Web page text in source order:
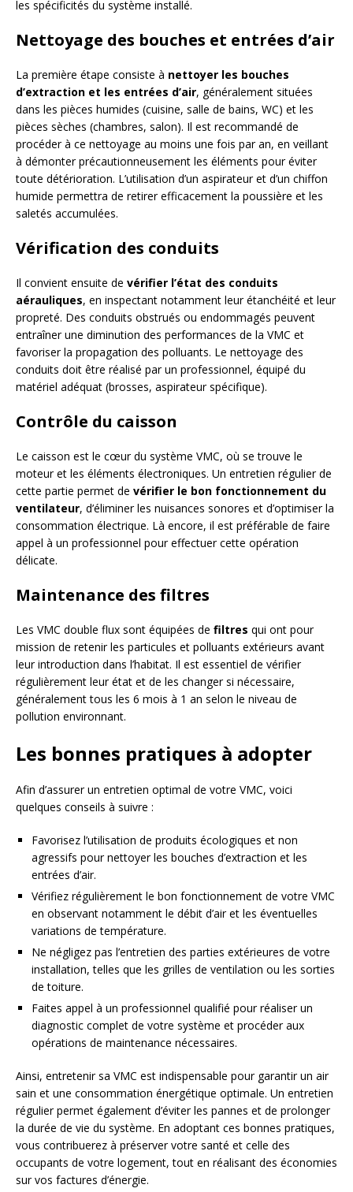
les spécificités du système installé.
Nettoyage des bouches et entrées d’air
La première étape consiste à nettoyer les bouches
d’extraction et les entrées d’air, généralement situées
dans les pièces humides (cuisine, salle de bains, WC) et les
pièces sèches (chambres, salon). Il est recommandé de
procéder à ce nettoyage au moins une fois par an, en veillant
à démonter précautionneusement les éléments pour éviter
toute détérioration. L’utilisation d’un aspirateur et d’un chiffon
humide permettra de retirer efficacement la poussière et les
saletés accumulées.
Vérification des conduits
Il convient ensuite de vérifier l’état des conduits
aérauliques, en inspectant notamment leur étanchéité et leur
propreté. Des conduits obstrués ou endommagés peuvent
entraîner une diminution des performances de la VMC et
favoriser la propagation des polluants. Le nettoyage des
conduits doit être réalisé par un professionnel, équipé du
matériel adéquat (brosses, aspirateur spécifique).
Contrôle du caisson
Le caisson est le cœur du système VMC, où se trouve le
moteur et les éléments électroniques. Un entretien régulier de
cette partie permet de vérifier le bon fonctionnement du
ventilateur, d’éliminer les nuisances sonores et d’optimiser la
consommation électrique. Là encore, il est préférable de faire
appel à un professionnel pour effectuer cette opération
délicate.
Maintenance des filtres
Les VMC double flux sont équipées de filtres qui ont pour
mission de retenir les particules et polluants extérieurs avant
leur introduction dans l’habitat. Il est essentiel de vérifier
régulièrement leur état et de les changer si nécessaire,
généralement tous les 6 mois à 1 an selon le niveau de
pollution environnant.
Les bonnes pratiques à adopter
Afin d’assurer un entretien optimal de votre VMC, voici
quelques conseils à suivre :
Favorisez l’utilisation de produits écologiques et non
agressifs pour nettoyer les bouches d’extraction et les
entrées d’air.
Vérifiez régulièrement le bon fonctionnement de votre VMC
en observant notamment le débit d’air et les éventuelles
variations de température.
Ne négligez pas l’entretien des parties extérieures de votre
installation, telles que les grilles de ventilation ou les sorties
de toiture.
Faites appel à un professionnel qualifié pour réaliser un
diagnostic complet de votre système et procéder aux
opérations de maintenance nécessaires.
Ainsi, entretenir sa VMC est indispensable pour garantir un air
sain et une consommation énergétique optimale. Un entretien
régulier permet également d’éviter les pannes et de prolonger
la durée de vie du système. En adoptant ces bonnes pratiques,
vous contribuerez à préserver votre santé et celle des
occupants de votre logement, tout en réalisant des économies
sur vos factures d’énergie.